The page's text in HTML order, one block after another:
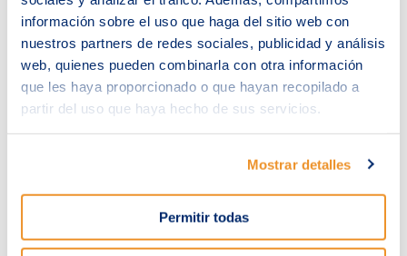
información sobre el uso que haga del sitio web con
nuestros partners de redes sociales, publicidad y análisis
web, quienes pueden combinarla con otra información
que les haya proporcionado o que hayan recopilado a
partir del uso que haya hecho de sus servicios.
Mostrar detalles
Permitir todas
Dentro de la configuración de "Verificación en dos
pasos", selecciona "Authenticator" y haz clic en
"Configurar autenticador".